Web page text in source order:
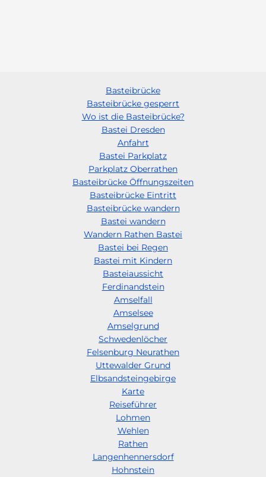
Basteibrücke
Basteibrücke gesperrt
Wo ist die Basteibrücke?
Bastei Dresden
Anfahrt
Bastei Parkplatz
Parkplatz Oberrathen
Basteibrücke Öffnungszeiten
Basteibrücke Eintritt
Basteibrücke wandern
Bastei wandern
Wandern Rathen Bastei
Bastei bei Regen
Bastei mit Kindern
Basteiaussicht
Ferdinandstein
Amselfall
Amselsee
Amselgrund
Schwedenlöcher
Felsenburg Neurathen
Uttewalder Grund
Elbsandsteingebirge
Karte
Reiseführer
Lohmen
Wehlen
Rathen
Langenhennersdorf
Hohnstein